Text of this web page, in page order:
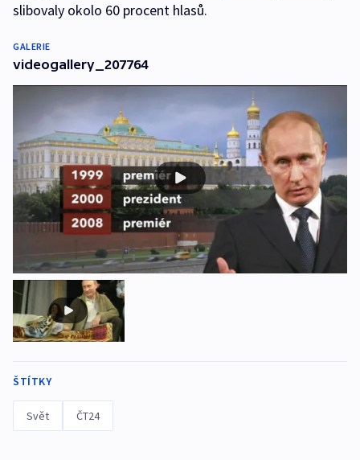
slibovaly okolo 60 procent hlasů.
GALERIE
videogallery_207764
ŠTÍTKY
Svět ČT24